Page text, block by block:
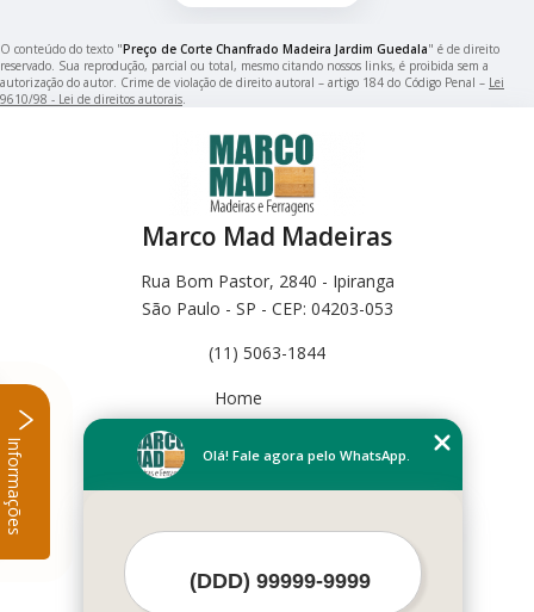
O conteúdo do texto "Preço de Corte Chanfrado Madeira Jardim Guedala" é de direito
reservado. Sua reprodução, parcial ou total, mesmo citando nossos links, é proibida sem a
autorização do autor. Crime de violação de direito autoral – artigo 184 do Código Penal – Lei
9610/98 - Lei de direitos autorais.
Marco Mad Madeiras
Rua Bom Pastor, 2840 - Ipiranga
São Paulo - SP - CEP: 04203-053
(11) 5063-1844
Home
Empresa
Missão
Mapa do site
Olá! Fale agora pelo WhatsApp.
Informações